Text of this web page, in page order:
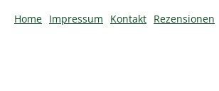
Home Impressum Kontakt Rezensionen